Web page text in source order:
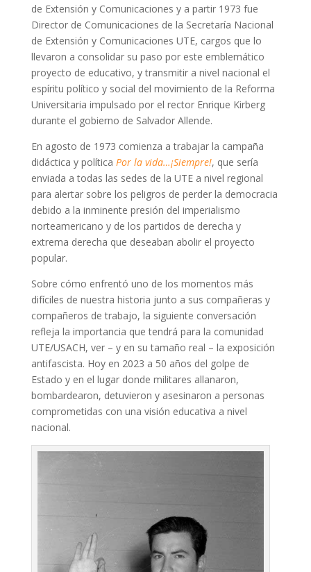
de Extensión y Comunicaciones y a partir 1973 fue
Director de Comunicaciones de la Secretaría Nacional
de Extensión y Comunicaciones UTE, cargos que lo
llevaron a consolidar su paso por este emblemático
proyecto de educativo, y transmitir a nivel nacional el
espíritu político y social del movimiento de la Reforma
Universitaria impulsado por el rector Enrique Kirberg
durante el gobierno de Salvador Allende.
En agosto de 1973 comienza a trabajar la campaña
didáctica y política Por la vida…¡Siempre!, que sería
enviada a todas las sedes de la UTE a nivel regional
para alertar sobre los peligros de perder la democracia
debido a la inminente presión del imperialismo
norteamericano y de los partidos de derecha y
extrema derecha que deseaban abolir el proyecto
popular.
Sobre cómo enfrentó uno de los momentos más
difíciles de nuestra historia junto a sus compañeras y
compañeros de trabajo, la siguiente conversación
refleja la importancia que tendrá para la comunidad
UTE/USACH, ver – y en su tamaño real – la exposición
antifascista. Hoy en 2023 a 50 años del golpe de
Estado y en el lugar donde militares allanaron,
bombardearon, detuvieron y asesinaron a personas
comprometidas con una visión educativa a nivel
nacional.